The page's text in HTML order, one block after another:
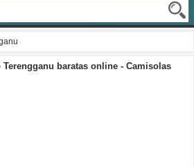
baratas online - Camisolas